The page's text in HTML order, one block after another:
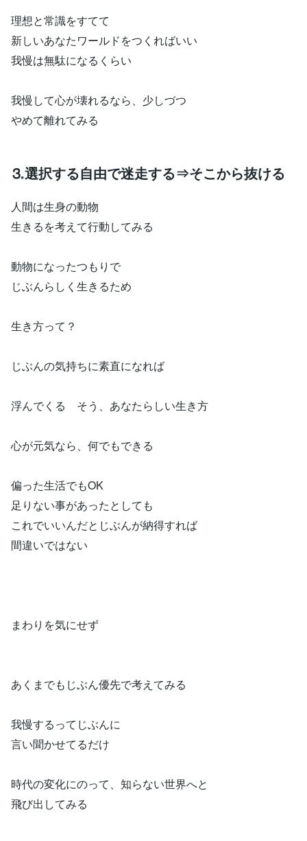
理想と常識をすてて
新しいあなたワールドをつくればいい
我慢は無駄になるくらい
我慢して心が壊れるなら、少しづつ
やめて離れてみる
⒊選択する自由で迷走する⇒そこから抜ける
人間は生身の動物
生きるを考えて行動してみる
動物になったつもりで
じぶんらしく生きるため
生き方って？
じぶんの気持ちに素直になれば
浮んでくる そう、あなたらしい生き方
心が元気なら、何でもできる
偏った生活でもOK
足りない事があったとしても
これでいいんだとじぶんが納得すれば
間違いではない
まわりを気にせず
あくまでもじぶん優先で考えてみる
我慢するってじぶんに
言い聞かせてるだけ
時代の変化にのって、知らない世界へと
飛び出してみる